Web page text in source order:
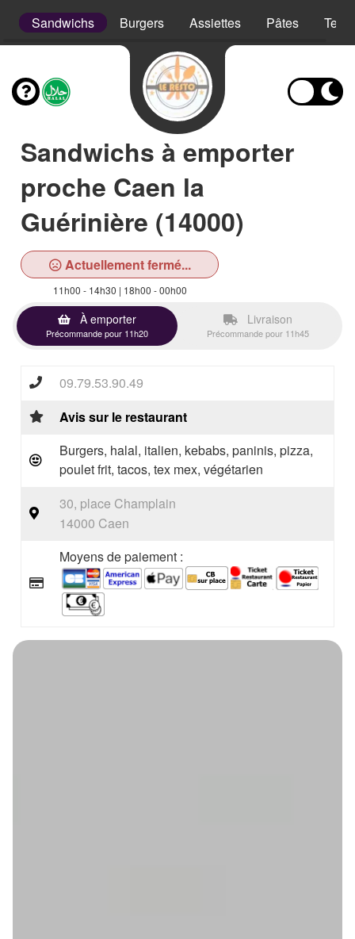
Sandwichs Burgers Assiettes Pâtes Tex
Sandwichs à emporter
proche Caen la
Guérinière (14000)
Actuellement fermé...
11h00 - 14h30 | 18h00 - 00h00
À emporter
Précommande pour 11h20
Livraison
Précommande pour 11h45
09.79.53.90.49
Avis sur le restaurant
Burgers, halal, italien, kebabs, paninis, pizza,
poulet frit, tacos, tex mex, végétarien
30, place Champlain
14000 Caen
Moyens de paiement :